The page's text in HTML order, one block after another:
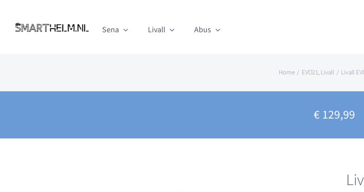
naar
Sena Livall Abus
Home EVO21 Livall Livall
€ 129,99